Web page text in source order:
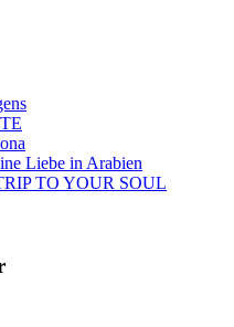
Liebe in Arabien
TO YOUR SOUL